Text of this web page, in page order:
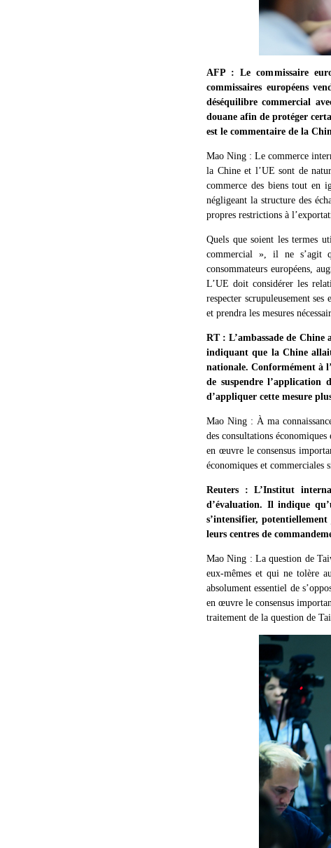
AFP : Le commissaire
commissaires européens
déséquilibre commercial
douane afin de protéger
est le commentaire de la
Mao Ning : Le commerce
la Chine et l’UE sont de
commerce des biens tout en
négligeant la structure des
propres restrictions à
Quels que soient les termes
commercial », il ne s’agit
consommateurs européens,
L’UE doit considérer les
respecter scrupuleusement
et prendra les mesures
RT : L’ambassade de Chine
indiquant que la Chine
nationale. Conformément à
de suspendre l’application
d’appliquer cette mesure
Mao Ning : À ma
des consultations
en œuvre le consensus
économiques et commerciales
Reuters : L’Institut
d’évaluation. Il indique
s’intensifier,
leurs centres de
Mao Ning : La question de
eux-mêmes et qui ne tolère
absolument essentiel de
en œuvre le consensus
traitement de la question de